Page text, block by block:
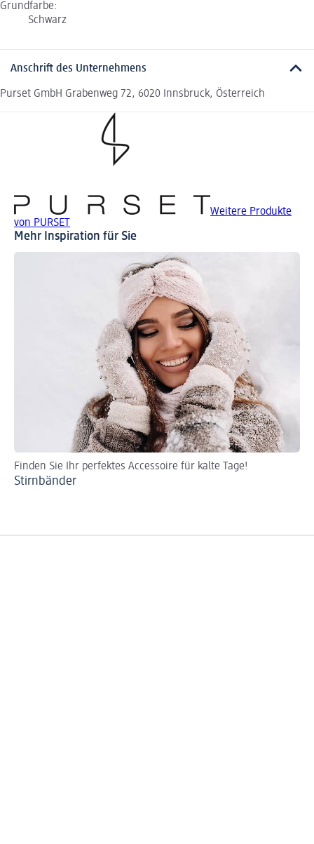
Grundfarbe:
Schwarz
Anschrift des Unternehmens
Purset GmbH Grabenweg 72, 6020 Innsbruck, Österreich
Weitere Produkte
von PURSET
Mehr Inspiration für Sie
Finden Sie Ihr perfektes Accessoire für kalte Tage!
Stirnbänder